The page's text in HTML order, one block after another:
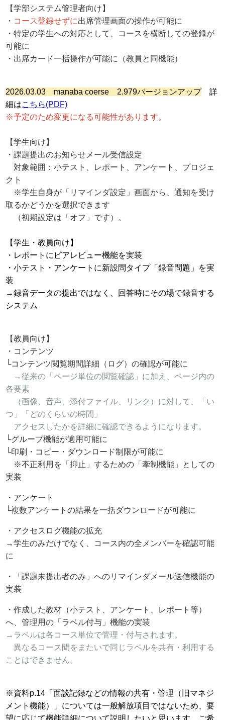
【学部システム管理者向け】
・ コース登録せずに出席管理画面の操作が可能に
・特定の学生への対応として、コースを横断しての登録が
可能に
・出席カード一括操作が可能に（教員と同機能）
2026.03.03 manaba coerse 2.979バージョンアップ詳
細はこちら(PDF)
※予定のため変更になる可能性があります。
【学生向け】
・課題提出のお知らせメール受信設定
対象範囲：小テスト、レポート、アンケート、プロジェ
クト
※学生自身が「リマインダ設定」画面から、通知を受け
取るかどうかを選択できます
（初期設定は「オフ」です）。
【学生・教員向け】
・レポートにピアレビュー機能を実装
・小テスト・アンケートに新設問タイプ「録音問題」を実
装
→録音データの提出ではなく、回答時にその場で録音する
システム
【教員向け】
・コンテンツ
└コンテンツ閲覧期間詳細（ログ）の確認が可能に
→従来の「ページ単位の閲覧確認」に加え、ページ内の
各要素
（画像、音声、添付ファイル、リンク）に対して、「い
つ」「どのくらいの時間」
アクセスしたかを詳細に確認できるようになります。
└グループ機能が適用可能に
└印刷・コピー・ダウンロード制限が可能に
※不正利用を「抑止」するための「牽制機能」としての
実装
・アンケート
└複数アンケートの結果を一括ダウンロードが可能に
・アクセスログ機能の拡充
→学生のみだけでなく、コース内の全メンバーを確認可能
に
・「課題未提出者のみ」へのリマインダメール送信機能の
実装
・作成した教材（小テスト、アンケート、レポート等）
へ、管理用の「ラベル付与」機能の実装
→ラベルは各コース単位で管理・付与されます。
異なるコース間をまたいで同じラベルを共有・利用する
ことはできません。
※資料p.14「面談記録などの情報の共有・管理（旧マネジ
メント機能）」については一般解放項目ではないため、要
望に応じて機能詳細について説明したいと思います、ご希